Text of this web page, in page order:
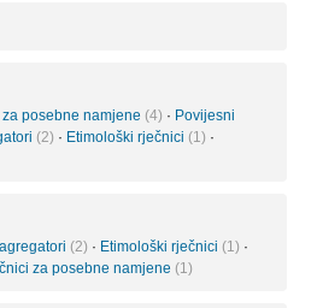
za posebne namjene (4) · Povijesni
(2) · Etimološki rječnici (1) ·
(2) · Etimološki rječnici (1) ·
za posebne namjene (1)